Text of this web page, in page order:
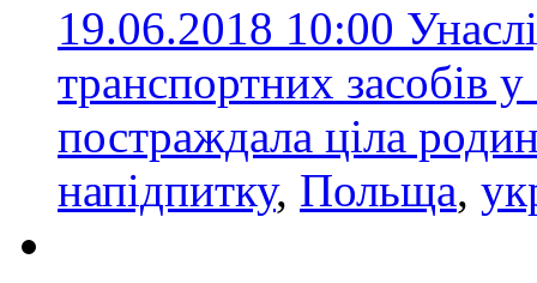
19.06.2018 10:00
транспортних засобів
постраждала ціла
напідпитку, Польща,